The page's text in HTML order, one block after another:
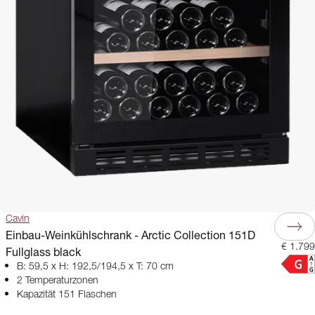
Cavin
Einbau-Weinkühlschrank - Arctic Collection 151D
Fullglass black
B: 59,5 x H: 192,5/194,5 x T: 70 cm
2 Temperaturzonen
Kapazität 151 Flaschen
€ 1.799